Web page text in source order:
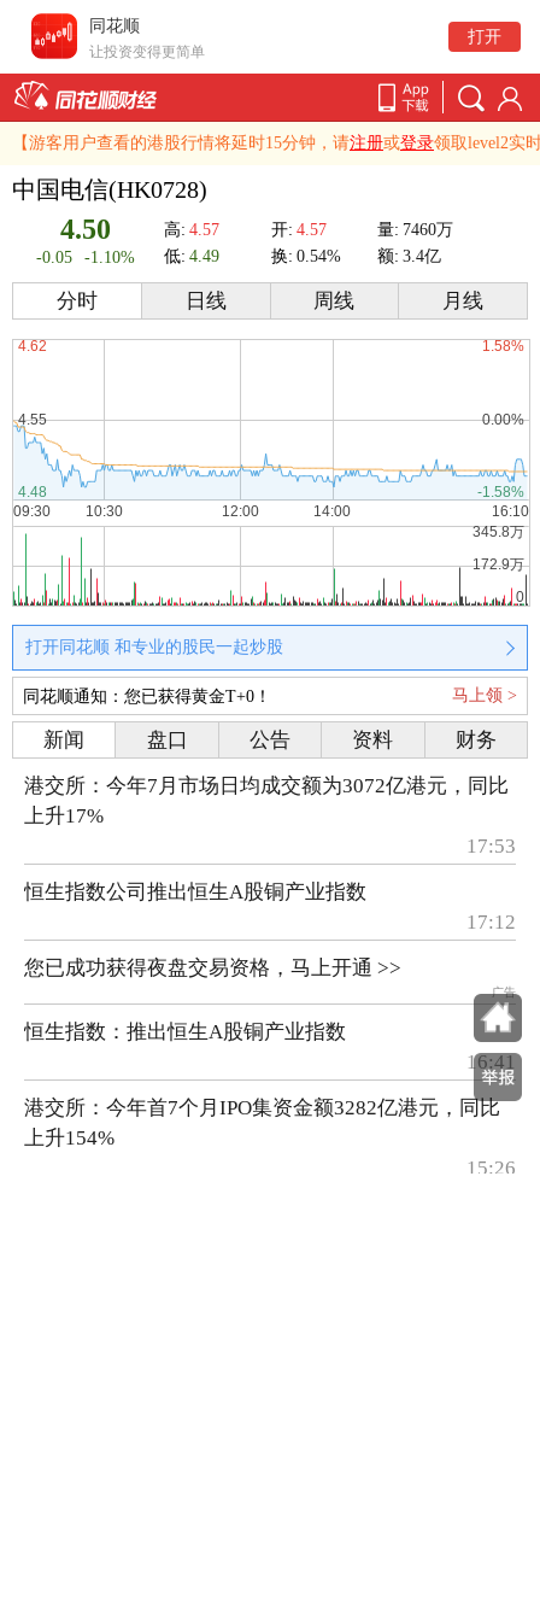
同花顺
让投资变得更简单
打开
【游客用户查看的港股行情将延时15分钟，请注册或登录领取level2实
中国电信(HK0728)
4.50
-0.05 -1.10%
高: 4.57 开: 4.57 量: 7460万
低: 4.49 换: 0.54% 额: 3.4亿
分时 日线 周线 月线
打开同花顺 和专业的股民一起炒股
同花顺通知：您已获得黄金T+0！ 马上领 >
新闻 盘口 公告 资料
财务
港交所：今年7月市场日均成交额为3072亿港元，同比
上升17%
17:53
恒生指数公司推出恒生A股铜产业指数
17:12
您已成功获得夜盘交易资格，马上开通 >>
广告
恒生指数：推出恒生A股铜产业指数
16:41
港交所：今年首7个月IPO集资金额3282亿港元，同比
上升154%
15:26